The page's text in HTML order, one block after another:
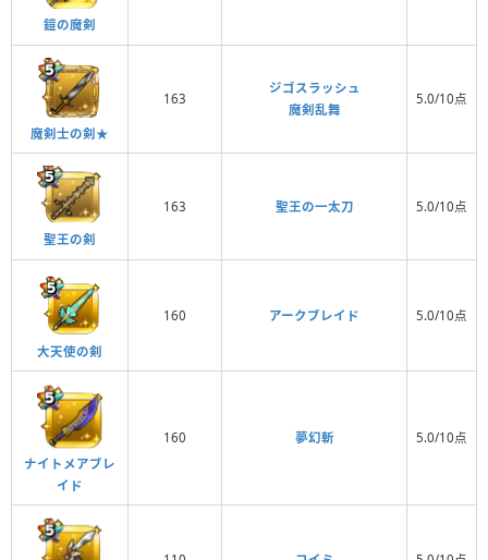
鎧の魔剣
魔剣士の剣★
163
ジゴスラッシュ
魔剣乱舞
5.0/10点
聖王の剣
163 聖王の一太刀 5.0/10点
大天使の剣
160 アークブレイド 5.0/10点
ナイトメアブレ
イド
160 夢幻斬 5.0/10点